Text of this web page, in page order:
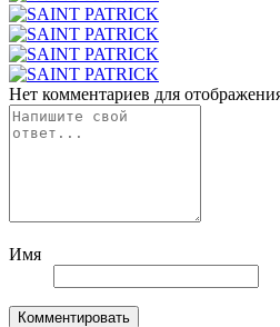
Нет комментариев для
Имя
Комментировать